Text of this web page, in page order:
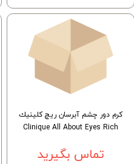
كرم دور چشم آبرسان ريچ كلينيك
Clinique All About Eyes Rich
تماس بگیرید